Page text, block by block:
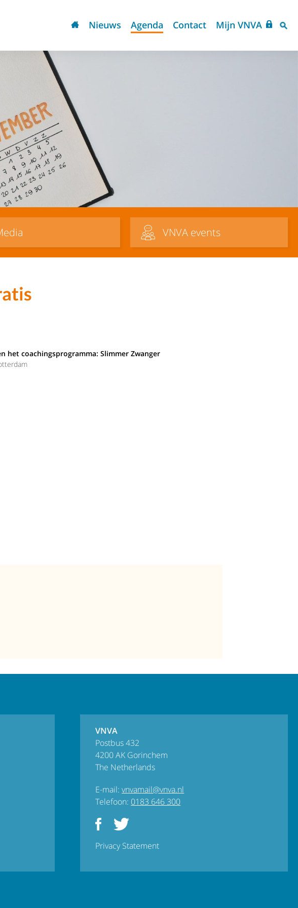
Nieuws Agenda Contact Mijn VNVA
VNVA events
het coachingsprogramma: Slimmer Zwanger
VNVA
Postbus 432
4200 AK Gorinchem
The Netherlands
E-mail:vnvamail@vnva.nl
Telefoon: 0183 646 300
Privacy Statement